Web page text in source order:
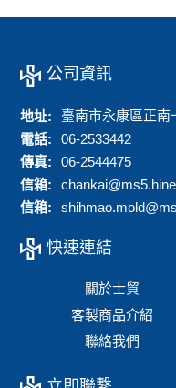
公司資訊
地址:
臺南市永康區正南
電話:
06-2533442
傳真:
06-2544475
信箱:
信箱:
快速連結
關於士貿
客製商品介紹
聯絡我們